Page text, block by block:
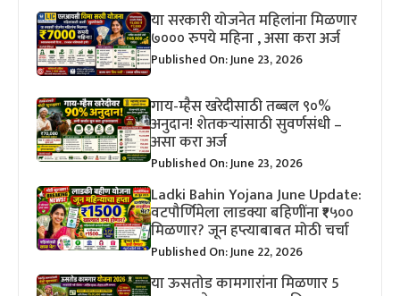
या सरकारी योजनेत महिलांना मिळणार
७००० रुपये महिना , असा करा अर्ज
Published On: June 23, 2026
गाय-म्हैस खरेदीसाठी तब्बल ९०%
अनुदान! शेतकऱ्यांसाठी सुवर्णसंधी –
असा करा अर्ज
Published On: June 23, 2026
Ladki Bahin Yojana June Update:
वटपौर्णिमेला लाडक्या बहिणींना ₹१५००
मिळणार? जून हप्त्याबाबत मोठी चर्चा
Published On: June 22, 2026
या ऊसतोड कामगारांना मिळणार 5